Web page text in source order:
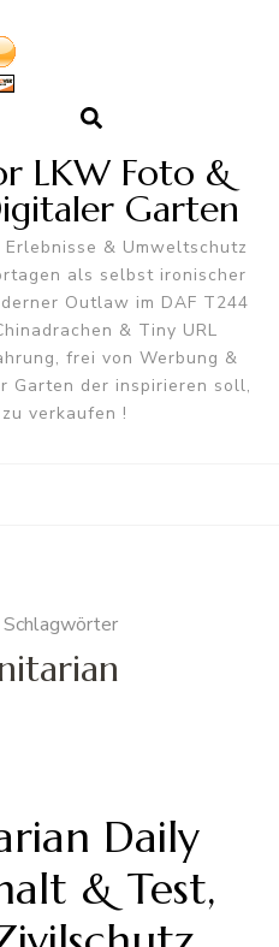
LKW Foto &
Garten
& Umweltschutz
als selbst ironischer
Outlaw im DAF T244
& Tiny URL
frei von Werbung &
Garten der inspirieren soll,
verkaufen !
Schlagwörter
Daily
& Test,